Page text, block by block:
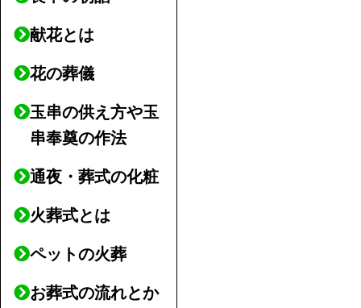
献花とは
花の葬儀
玉串の供え方や玉
串奉奠の作法
通夜・葬式の化粧
火葬式とは
ペットの火葬
お葬式の流れとか